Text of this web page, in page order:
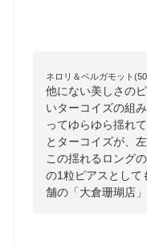
ネロリ＆ベルガモット
他にない美しさの
いターコイズの組
ってゆらゆら揺れ
とターコイズが、
この揺れるロング
の1粒ピアスとして
舗の「大倉珊瑚店